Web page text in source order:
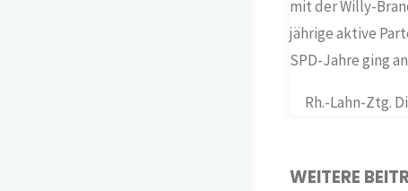
mit der Willy-
jährige aktive
SPD-Jahre ging
Rh.-Lahn-Ztg.
WEITERE